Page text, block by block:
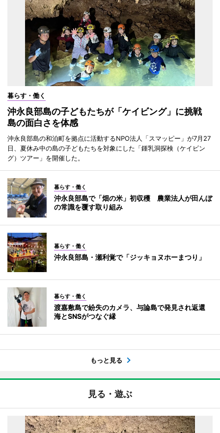
暮らす・働く
沖永良部島の子どもたちが「ケイビング」に挑戦
島の面白さを体感
沖永良部島の和泊町を拠点に活動するNPO法人「スマッピー」が7月27
日、夏休み中の島の子どもたちを対象にした「鍾乳洞探検（ケイビン
グ）ツアー」を開催した。
暮らす・働く
沖永良部島で「畑の米」初収穫 農業法人が田んぼ
の常識を覆す取り組み
暮らす・働く
沖永良部島・瀬利覚で「ジッキョヌホーまつり」
暮らす・働く
渡嘉敷島で紛失のカメラ、与論島で発見され返還
海とSNSがつなぐ縁
もっと見る
見る・遊ぶ